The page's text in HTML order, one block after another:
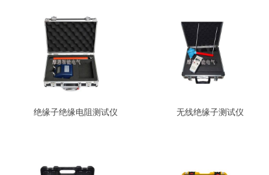
绝缘子绝缘电阻测试仪 无线绝缘子测试仪